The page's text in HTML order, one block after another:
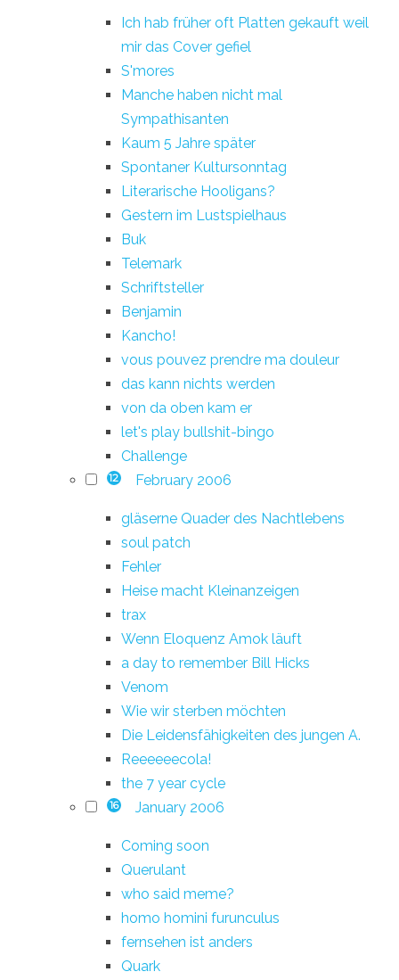
Ich hab früher oft Platten gekauft weil
mir das Cover gefiel
S'mores
Manche haben nicht mal
Sympathisanten
Kaum 5 Jahre später
Spontaner Kultursonntag
Literarische Hooligans?
Gestern im Lustspielhaus
Buk
Telemark
Schriftsteller
Benjamin
Kancho!
vous pouvez prendre ma douleur
das kann nichts werden
von da oben kam er
let's play bullshit-bingo
Challenge
12 February 2006
gläserne Quader des Nachtlebens
soul patch
Fehler
Heise macht Kleinanzeigen
trax
Wenn Eloquenz Amok läuft
a day to remember Bill Hicks
Venom
Wie wir sterben möchten
Die Leidensfähigkeiten des jungen A.
Reeeeeecola!
the 7 year cycle
16 January 2006
Coming soon
Querulant
who said meme?
homo homini furunculus
fernsehen ist anders
Quark